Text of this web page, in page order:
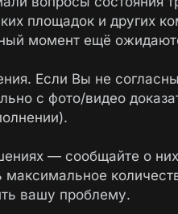
площадок и других
момент ещё
Если Вы не
с фото/видео
— сообщайте о
максимальное
вашу проблему.